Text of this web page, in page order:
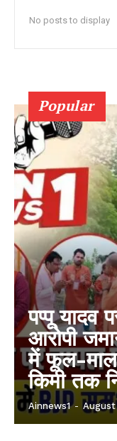
No posts to display
Popular
पप्पू
आरोपी
में फूल-
किमी तक
Ainnews1 -